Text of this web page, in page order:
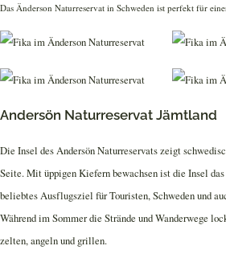
Das Änderson Naturreservat in Schweden ist perfekt für
Andersön Naturreservat Jämtland
Die Insel des Andersön Naturreservats zeigt
Seite. Mit üppigen Kiefern bewachsen ist die Insel das
beliebtes Ausflugsziel für Touristen, Schweden und
Während im Sommer die Strände und Wanderwege
zelten, angeln und grillen.